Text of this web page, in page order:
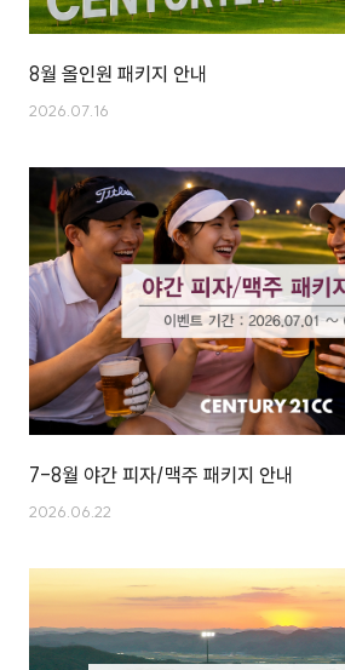
8월 올인원 패키지 안내
2026.07.16
7-8월 야간 피자/맥주 패키지 안내
2026.06.22